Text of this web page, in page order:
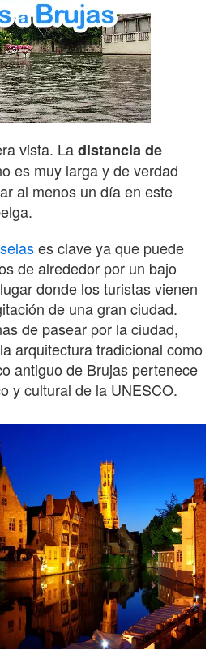
vista. Ladistancia de
es muy larga y de verdad
al menos un día en este
es clave ya que puede
de alrededor por un bajo
donde los turistas vienen
de una gran ciudad.
de pasear por la ciudad,
arquitectura tradicional como
antiguo de Brujas pertenece
y cultural de la UNESCO.